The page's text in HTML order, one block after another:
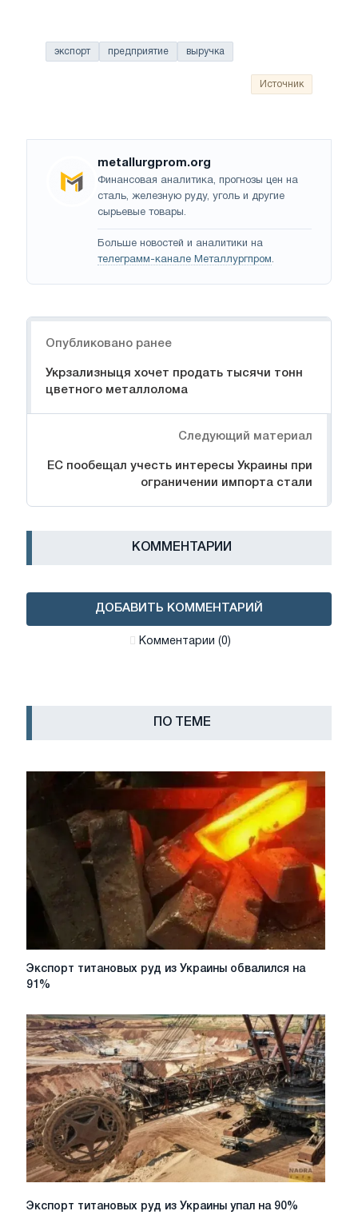
экспорт предприятие выручка
Источник
metallurgprom.org
Финансовая аналитика, прогнозы цен на
сталь, железную руду, уголь и другие
сырьевые товары.
Больше новостей и аналитики на
телеграмм-канале Металлургпром.
Опубликовано ранее
Укрзализныця хочет продать тысячи тонн
цветного металлолома
Следующий материал
ЕС пообещал учесть интересы Украины при
ограничении импорта стали
КОММЕНТАРИИ
ДОБАВИТЬ КОММЕНТАРИЙ
Комментарии (0)
ПО ТЕМЕ
Экспорт
титановых
Украины
обвалился
на
91%
Экспорт титановых руд из Украины обвалился на
91%
Экспорт
титановых
Экспорт титановых руд из Украины упал на 90%